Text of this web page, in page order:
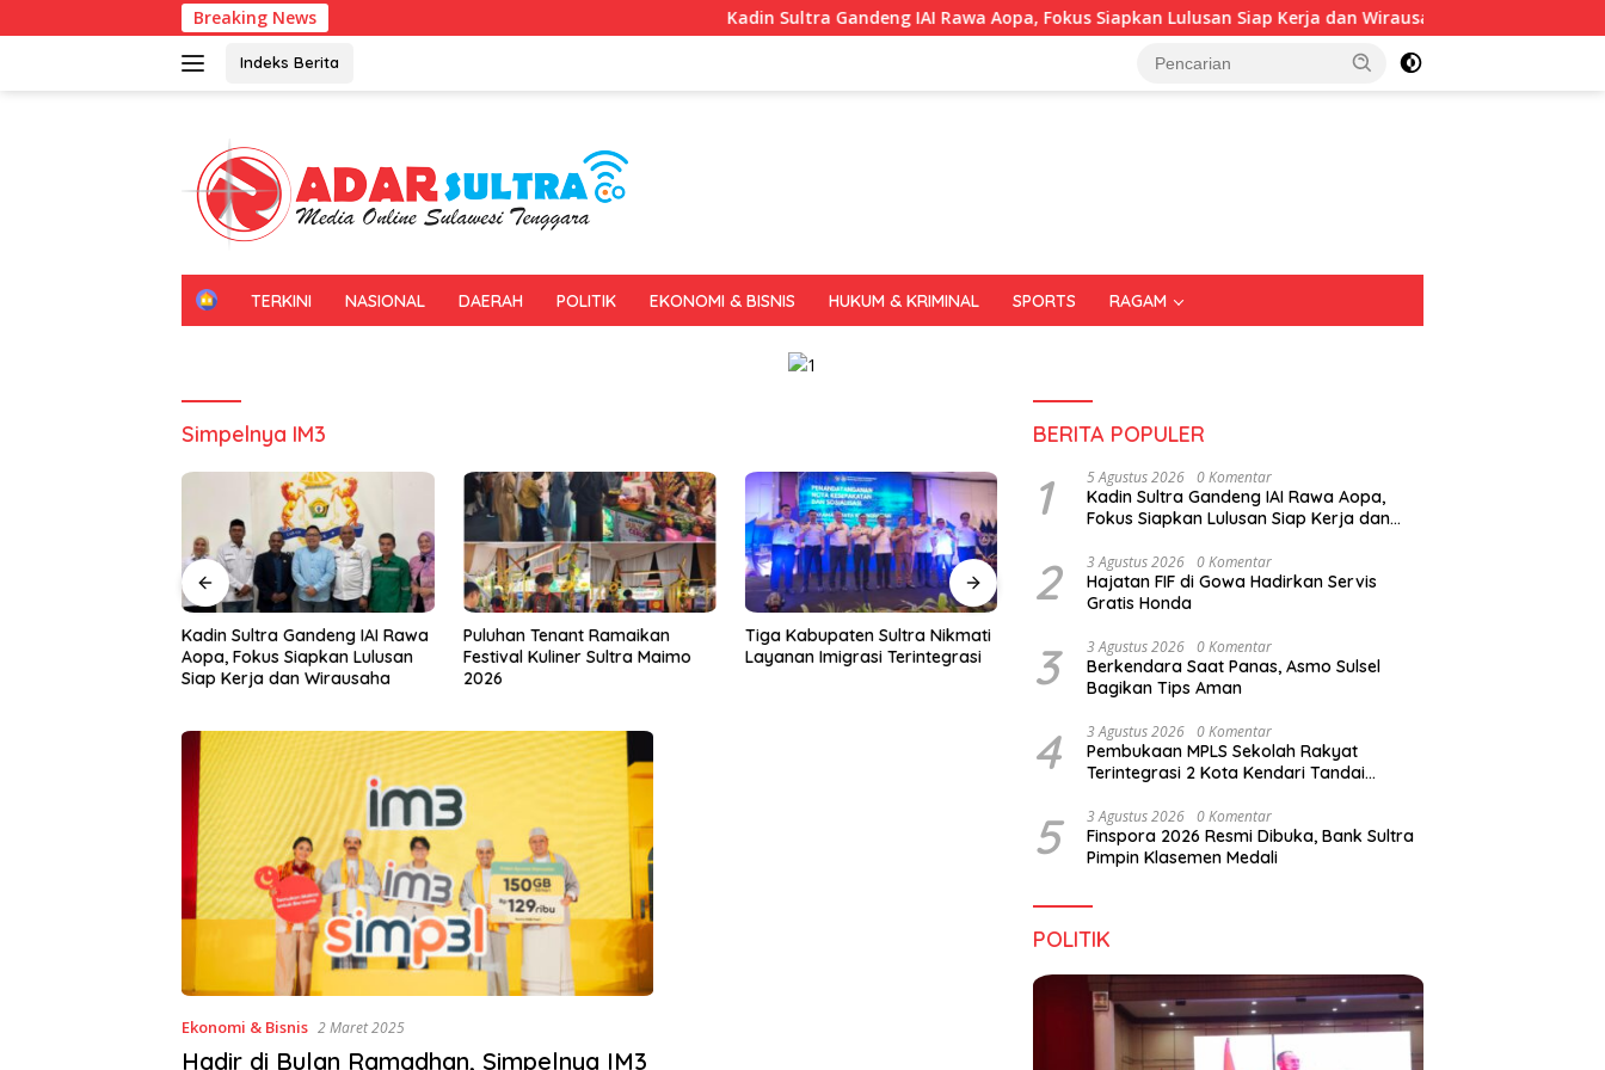
ke
Breaking News Kadin Sultra Gandeng IAI Rawa Aopa, Fokus Siapkan Lulusan Siap Kerja dan Wirausaha
Indeks Berita
H
TERKINI NASIONAL DAERAH POLITIK EKONOMI & BISNIS HUKUM & KRIMINAL SPORTS RAGAM
Simpelnya IM3
Puluhan Tenant Ramaikan
Festival Kuliner Sultra Maimo
2026
Tiga Kabupaten Sultra Nikmati
Layanan Imigrasi Terintegrasi
Harapan Tidak Mengenal
Batas Negara
Sultra Terus Maju, Namun
Infrastruktur Pariwisata dan
Perikanan Masih Jadi
Tantangan
Bank Sultra Pimpin Klasemen
Medali
Ekonomi & Bisnis 2 Maret 2025
Hadir di Bulan Ramadhan, Simpelnya IM3
BERITA POPULER
1 5 Agustus 2026 0 Komentar
Kadin Sultra Gandeng IAI Rawa Aopa,
Fokus Siapkan Lulusan Siap Kerja dan
2 3 Agustus 2026 0 Komentar
Hajatan FIF di Gowa Hadirkan Servis
Gratis Honda
3 3 Agustus 2026 0 Komentar
Berkendara Saat Panas, Asmo Sulsel
Bagikan Tips Aman
4 3 Agustus 2026 0 Komentar
Pembukaan MPLS Sekolah Rakyat
Terintegrasi 2 Kota Kendari Tandai
5 3 Agustus 2026 0 Komentar
Finspora 2026 Resmi Dibuka, Bank Sultra
Pimpin Klasemen Medali
POLITIK